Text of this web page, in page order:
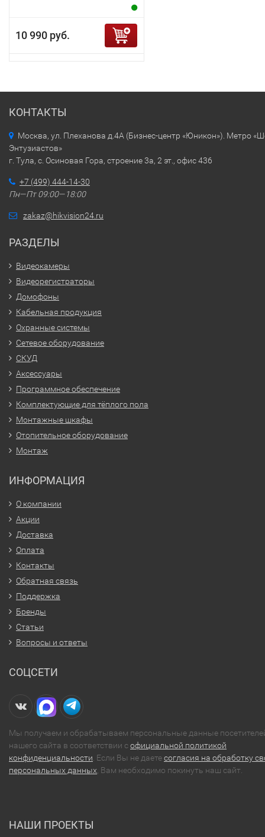
10 990 руб.
КОНТАКТЫ
Москва, ул. Плеханова д.4А (Бизнес-центр «Юникон»). Метро
Энтузиастов»
г. Тула, с. Осиновая Гора, строение 3а, 2 эт., офис 436
+7 (499) 444-14-30
Пн—Пт 09:00—18:00
zakaz@hikvision24.ru
РАЗДЕЛЫ
Видеокамеры
Видеорегистраторы
Домофоны
Кабельная продукция
Охранные системы
Сетевое оборудование
СКУД
Аксессуары
Программное обеспечение
Комплектующие для тёплого пола
Монтажные шкафы
Отопительное оборудование
Монтаж
ИНФОРМАЦИЯ
О компании
Акции
Доставка
Оплата
Контакты
Обратная связь
Поддержка
Бренды
Статьи
Вопросы и ответы
СОЦСЕТИ
Мы получаем и обрабатываем персональные данные
нашего сайта в соответствии софициальной политикой
конфиденциальности . Если Вы не даетесогласия на обработку
персональных данных , Вам необходимо покинуть наш сайт.
НАШИ ПРОЕКТЫ